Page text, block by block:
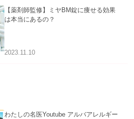
【薬剤師監修】ミヤBM錠に痩せる効果
は本当にあるの？
2023.11.10
わたしの名医Youtube アルバアレルギー